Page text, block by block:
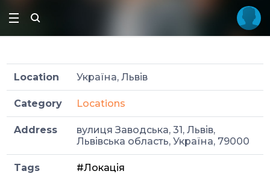
Location Україна, Львів
Category Locations
Address
вулиця Заводська, 31, Львів,
Львівська область, Україна, 79000
Tags #Локація